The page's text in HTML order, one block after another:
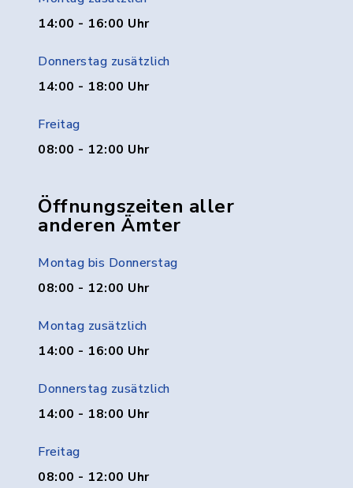
14:00 - 16:00 Uhr
Donnerstag zusätzlich
14:00 - 18:00 Uhr
Freitag
08:00 - 12:00 Uhr
Öffnungszeiten aller
anderen Ämter
Montag bis Donnerstag
08:00 - 12:00 Uhr
Montag zusätzlich
14:00 - 16:00 Uhr
Donnerstag zusätzlich
14:00 - 18:00 Uhr
Freitag
08:00 - 12:00 Uhr